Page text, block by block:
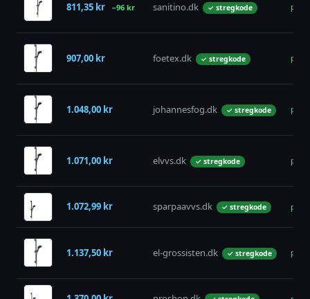
811,35 kr −96 kr sanitino.dk ✓ stregkode på
907,00 kr foetex.dk ✓ stregkode på
1.048,00 kr johannesfog.dk ✓ stregkode på
1.071,00 kr elvvs.dk ✓ stregkode på
1.072,99 kr sparpaavvs.dk ✓ stregkode på
1.137,50 kr el-grossisten.dk ✓ stregkode på